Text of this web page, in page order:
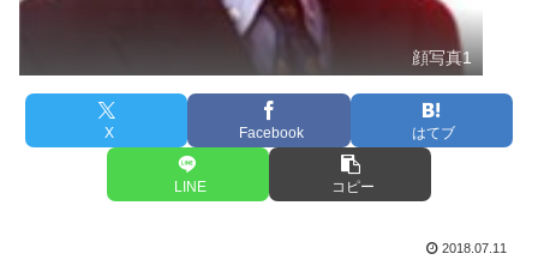
顔写真1
X Facebook はてブ
LINE コピー
2018.07.11